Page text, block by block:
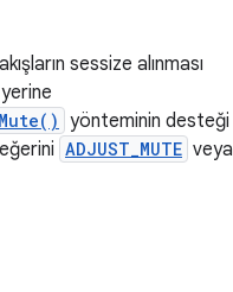
sessize alınması
yerine
yönteminin desteği
ADJUST_MUTE veya